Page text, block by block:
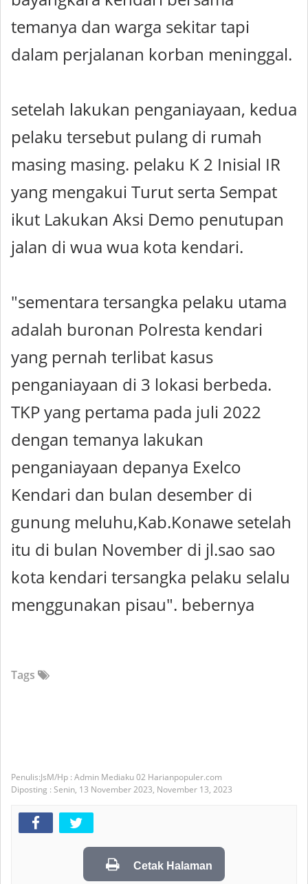
temanya dan warga sekitar tapi
dalam perjalanan korban meninggal.
setelah lakukan penganiayaan, kedua
pelaku tersebut pulang di rumah
masing masing. pelaku K 2 Inisial IR
yang mengakui Turut serta Sempat
ikut Lakukan Aksi Demo penutupan
jalan di wua wua kota kendari.
"sementara tersangka pelaku utama
adalah buronan Polresta kendari
yang pernah terlibat kasus
penganiayaan di 3 lokasi berbeda.
TKP yang pertama pada juli 2022
dengan temanya lakukan
penganiayaan depanya Exelco
Kendari dan bulan desember di
gunung meluhu,Kab.Konawe setelah
itu di bulan November di jl.sao sao
kota kendari tersangka pelaku selalu
menggunakan pisau". bebernya
Tags
JsM/Hp : Admin Mediaku 02 Harianpopuler.com
Diposting : Senin, 13 November 2023, November 13, 2023
Cetak Halaman